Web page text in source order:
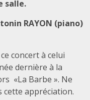
salle.
RAYON (piano)
concert à celui
dernière à la
«La Barbe ». Ne
cette appréciation.